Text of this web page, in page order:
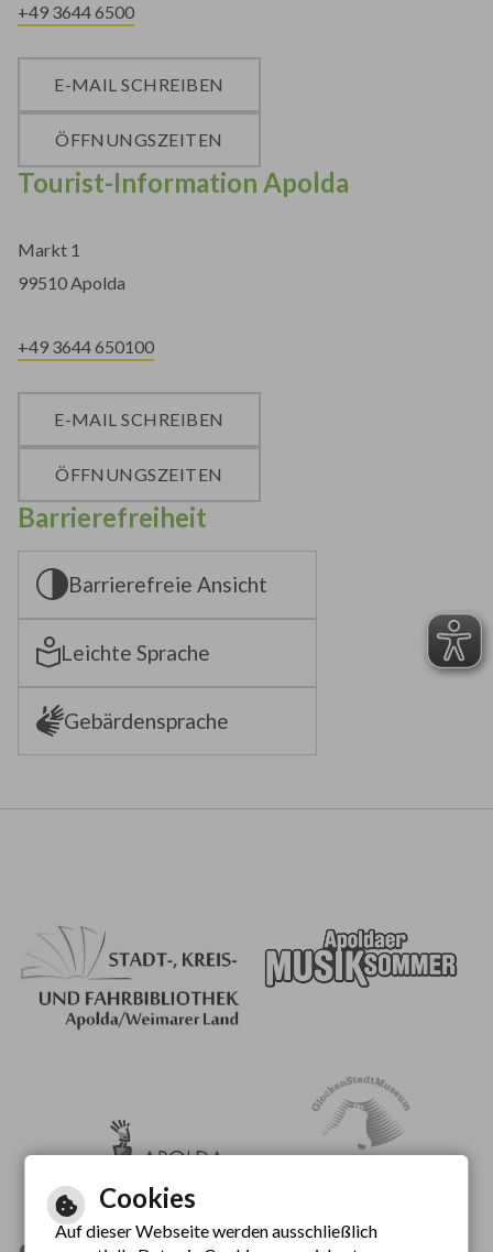
+49 3644 6500
E-MAIL SCHREIBEN
ÖFFNUNGSZEITEN
Tourist-Information Apolda
Markt 1
99510 Apolda
+49 3644 650100
E-MAIL SCHREIBEN
ÖFFNUNGSZEITEN
Barrierefreiheit
Barrierefreie Ansicht
Leichte Sprache
Gebärdensprache
Cookies
Auf dieser Webseite werden ausschließlich